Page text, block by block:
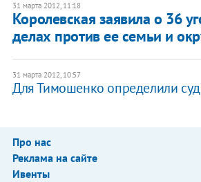
31 марта 2012, 11:18
Королевская заявила о 36
делах против ее семьи и
31 марта 2012, 10:57
Для Тимошенко определили
Про нас
Реклама на сайте
Ивенты